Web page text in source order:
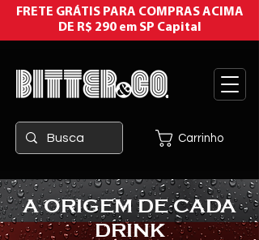
Carrinho
FRETE GRÁTIS PARA COMPRAS ACIMA
DE R$ 290 em SP Capital
A ORIGEM DE CADA
DRINK